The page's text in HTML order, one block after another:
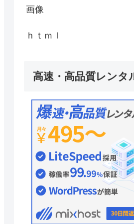
画像
ｈｔｍｌ
高速・高品質レンタ